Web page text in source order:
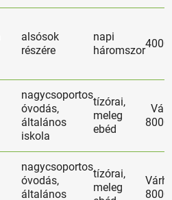
alsósok
részére
napi
háromszor
nagycsoportos
óvodás,
általános
iskola
tízórai,
meleg
ebéd
nagycsoportos
óvodás,
általános
tízórai,
meleg